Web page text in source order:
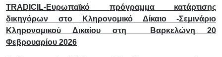
the
screen
reader
to
TRADICIL-Ευρωπαϊκό πρόγραμμα κατάρτισης
δικηγόρων στο Κληρονομικό Δίκαιο -Σεμινάριο
Κληρονομικού Δικαίου στη Βαρκελώνη 20
Φεβρουαρίου 2026